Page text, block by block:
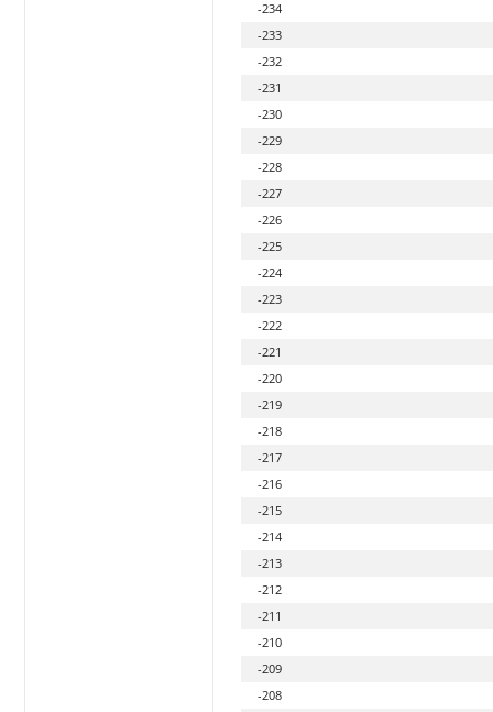
-234
-233
-232
-231
-230
-229
-228
-227
-226
-225
-224
-223
-222
-221
-220
-219
-218
-217
-216
-215
-214
-213
-212
-211
-210
-209
-208